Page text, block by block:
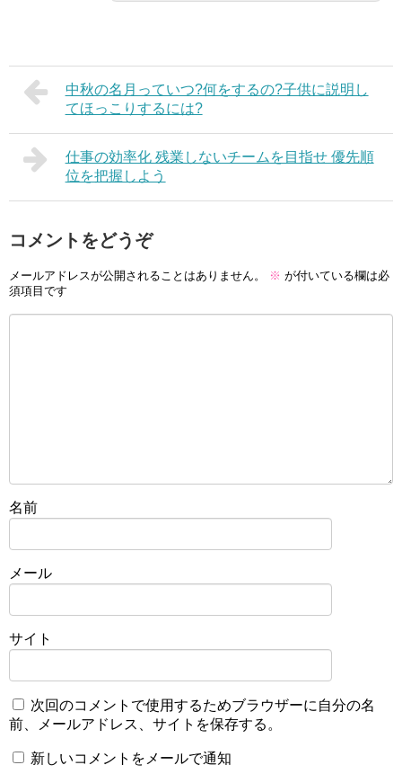
中秋の名月っていつ?何をするの?子供に説明し
てほっこりするには?
仕事の効率化 残業しないチームを目指せ 優先順
位を把握しよう
コメントをどうぞ
メールアドレスが公開されることはありません。 ※ が付いている欄は必
須項目です
名前
メール
サイト
次回のコメントで使用するためブラウザーに自分の名
前、メールアドレス、サイトを保存する。
新しいコメントをメールで通知